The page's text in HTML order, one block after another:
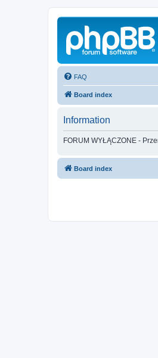
FAQ
Board index
Information
FORUM WYŁĄCZONE -
Board index